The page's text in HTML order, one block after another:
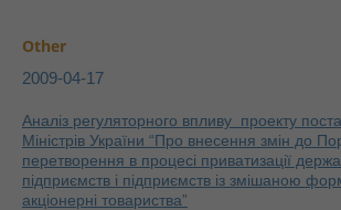
Other
2009-04-17
Аналіз регуляторного впливу проекту
Міністрів України “Про внесення змін до
перетворення в процесі приватизації
підприємств і підприємств із змішаною
акціонерні товариства”